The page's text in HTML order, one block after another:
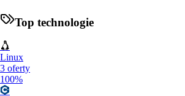
Top technologie
Linux
3 oferty
100%